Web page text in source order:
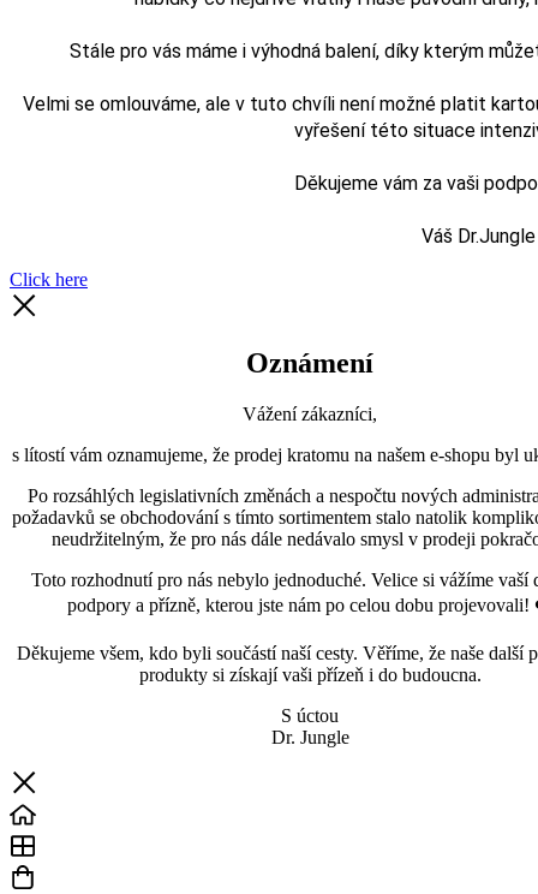
Stále pro vás máme i výhodná balení, díky kterým
Velmi se omlouváme, ale v tuto chvíli není možné platit
vyřešení této situace
Děkujeme vám za vaši
Váš
Click here
Oznámení
Vážení zákazníci,
s lítostí vám oznamujeme, že prodej kratomu na našem e-shopu byl
Po rozsáhlých legislativních změnách a nespočtu nových
požadavků se obchodování s tímto sortimentem stalo natolik
neudržitelným, že pro nás dále nedávalo smysl v prodeji
Toto rozhodnutí pro nás nebylo jednoduché. Velice si vážíme vaší
podpory a přízně, kterou jste nám po celou dobu
Děkujeme všem, kdo byli součástí naší cesty. Věříme, že naše další
produkty si získají vaši přízeň i do budoucna.
S úctou
Dr. Jungle